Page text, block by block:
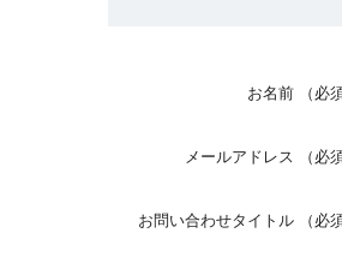
お名前 （必
メールアドレス （必
お問い合わせタイトル （必